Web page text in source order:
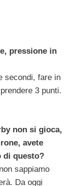
pressione in
secondi, fare in
3 punti.
non si gioca,
avete
di questo?
sappiamo
Da oggi